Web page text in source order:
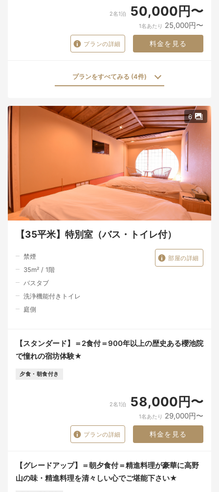
2名1泊 50,000円〜
1名あたり 25,000円〜
プランの詳細 料金を見る
プランをすべてみる (4件)
6
【35平米】特別室（バス・トイレ付）
禁煙
35m² / 1階
バスタブ
洗浄機能付きトイレ
庭側
部屋の詳細
【スタンダード】＝2食付＝900年以上の歴史ある櫻池院
で憧れの宿坊体験★
夕食・朝食付き
2名1泊 58,000円〜
1名あたり 29,000円〜
プランの詳細 料金を見る
【グレードアップ】＝朝夕食付＝精進料理が豪華に高野
山の味・精進料理を清々しい心でご堪能下さい★